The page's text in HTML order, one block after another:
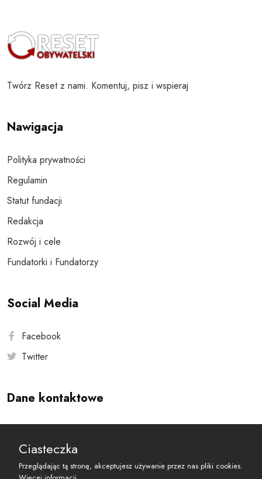
Twórz Reset z nami. Komentuj, pisz i wspieraj
Nawigacja
Polityka prywatności
Regulamin
Statut fundacji
Redakcja
Rozwój i cele
Fundatorki i Fundatorzy
Social Media
Facebook
Twitter
Dane kontaktowe
reset@resetobywatelski.pl
Ciasteczka
Przeglądając tą stronę, akceptujesz używanie przez nas pliki cookies.